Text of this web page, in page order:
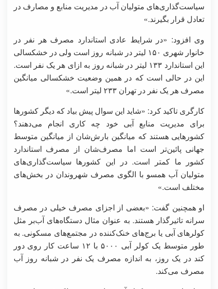
سیاست‌گذاری‌های متولیان آب در مدیریت منابع و مصارف در
تعادل قرار بگیرند.»
وی افزود: «در شرایط عادی استاندارد مصرف هر نفر در
خانوار شهری ۱۵۰ لیتر در شبانه روز است ولی در خشکسالی
این استاندارد ۱۳۳ لیتر در شبانه روز به ازای هر یک نفر است.
این در حالی است که در همین وضعیت خشکسالی میانگین
مصرف هر یک نفر در تهران ۲۳۳ لیتر است.»
کارگری تاکید کرد: «شاید این سوال پیش بیاد که دیگر کشورها
برای مدیریت منابع آبی خود چه کاری انجام می‌دهند؟
کشورهایی هستند که میانگین بارش‌شان از میانگین متوسط
جهانی پائین‌تر است اما مصرف‌شان از مصرف استاندارد
کشور ما کمتر است. در این کشورها سیاست‌گذاری‌های
متولیان آب همسو با الگوی مصرف شهروندان در بخش‌های
مختلف است.»
او همچنین گفت: «بعضی از اجزای مصرف خیلی در مصرف
سرانه تاثیرگذار هستند. به عنوان مثال دستگاه‌های آب‌بر مثل
کولرهای آبی یا برج‌های خنک‌کننده در مجتمع‌های مسکونی. به
طور متوسط یک کولر آبی ۵۰۰۰ با ۱۲ ساعت کار روی دور
کند در یک روز، به اندازه مصرف یک نفر در شبانه روز آب
مصرف می‌کند.